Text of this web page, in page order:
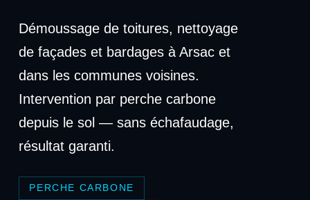
Démoussage de toitures, nettoyage
de façades et bardages à Arsac et
dans les communes voisines.
Intervention par perche carbone
depuis le sol — sans échafaudage,
résultat garanti.
PERCHE CARBONE